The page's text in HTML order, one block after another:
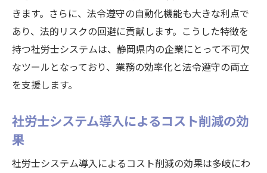
社労士システム導入で静岡県企業が直面する課
題を乗り越える方法
社労士システム導入時のよくある課題と対
策
コスト面での課題をどう解決するか
システム選定のポイントと注意点
成功事例から学ぶ課題解決のヒント
きます。さらに、法令遵守の自動化機能も大きな利点で
あり、法的リスクの回避に貢献します。こうした特徴を
持つ社労士システムは、静岡県内の企業にとって不可欠
なツールとなっており、業務の効率化と法令遵守の両立
を支援します。
社労士システム導入によるコスト削減の効
果
社労士システム導入によるコスト削減の効果は多岐にわ